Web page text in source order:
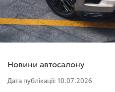
Новини автосалону
Дата публікації: 10.07.2026